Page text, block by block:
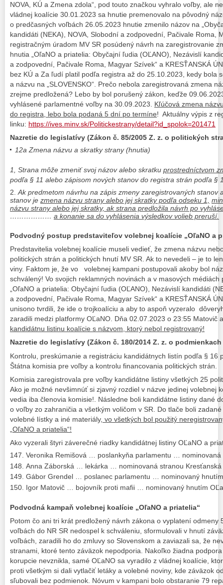
NOVA, KÚ a Zmena zdola“, pod touto značkou vyhralo voľby, ale
vládnej koalície 30.01.2023 sa hnutie premenovalo na pôvodný
o predčasných voľbách 26.05.2023 hnutie zmenilo názov na
kandidáti (NEKA), NOVA, Slobodní a zodpovední, Pačivale Roma,
registračným úradom MV SR posúdený návrh na zaregistrovanie
hnutia „OľaNO a priatelia: Obyčajní ľudia (OĽANO), Nezávislí
a zodpovední, Pačivale Roma, Magyar Szívek“ a KRESŤANSKÁ
bez KÚ a Za ľudí platil podľa registra až do 25.10.2023, kedy bola
a názvu na „SLOVENSKO“. Prečo nebola zaregistrovaná zmena
zrejme predložená? Lebo by bol porušený zákon, keďže
vyhlásené parlamentné voľby na 30.09.2023. Kľúčová zmena
do registra, lebo bola podaná 5 dní po termíne! Aktuálny výpis z
linku: https://ives.minv.sk/Politickestrany/detail?id_spolok=201471
Nazretie do legislatívy (Zákon č. 85/2005 Z. z. o politických
12a Zmena názvu a skratky strany (hnutia)
1, Strana môže zmeniť svoj názov alebo skratku prostredníctvom
podľa § 11 alebo zápisom nových stanov do registra strán podľa §
Ak predmetom návrhu na zápis zmeny zaregistrovaných stanov
stanov je zmena názvu strany alebo jej skratky podľa odseku 1,
názvu strany alebo jej skratky, ak strana predložila návrh po
……………… a konanie sa do vyhlásenia výsledkov volieb preruší.
Podvodný postup predstaviteľov volebnej koalície „OľaNO a
Predstavitelia volebnej koalície museli vedieť, že zmena názvu
politických strán a politických hnutí MV SR. Ak to nevedeli – je to
viny. Faktom je, že vo volebnej kampani postupovali akoby bol
schválený! Vo svojich reklamných novinách a v masových
„OľaNO a priatelia: Obyčajní ľudia (OĽANO), Nezávislí kandidáti
a zodpovední, Pačivale Roma, Magyar Szívek“ a KRESŤANSKÁ
unisono tvrdili, že ide o trojkoalíciu a aby to aspoň vyzeralo
zaradili medzi platformy OĽaNO. Dňa 02.07.2023 o 23:55 Matovič
kandidátnu listinu koalície s názvom, ktorý nebol registrovaný!
Nazretie do legislatívy (Zákon č. 180/2014 Z. z. o
Kontrolu, preskúmanie a registráciu kandidátnych listín podľa § 16
Štátna komisia pre voľby a kontrolu financovania politických strán.
Komisia zaregistrovala pre voľby kandidátne listiny všetkých 25
Ako je možné nevšimnúť si zjavný rozdiel v názve jedinej volebnej
vedia iba členovia komisie!. Následne boli kandidátne listiny dané
o voľby zo zahraničia a všetkým voličom v SR. Do tlače boli
volebné lístky a iné materiály, vo všetkých bol použitý
„OľaNO a priatelia“!
Ako vyzerali štyri záverečné riadky kandidátnej listiny OĽaNO a
Veronika Remišová … poslankyňa parlamentu …
Anna Záborská … lekárka … nominovaná stranou Kresťanská
Gábor Grendel … poslanec parlamentu … nominovaný
Igor Matovič … bojovník proti mafii … nominovaný hnutím
Podvodná kampaň volebnej koalície „OľaNO a priatelia“
Potom čo ani tri krát predložený návrh zákona o vyplatení odmeny
voľbách do NR SR nedospel k schváleniu, sformulovali v hnutí
voľbách, zaradili ho do zmluvy so Slovenskom a zaviazali sa, že
stranami, ktoré tento záväzok nepodporia. Nakoľko žiadna
korupcie nevznikla, samé OĽaNO sa vyradilo z vládnej koalície,
proti všetkým si dali vytlačiť letáky a volebné noviny, kde záväzok
sľubovali bez podmienok. Nóvum v kampani bolo obstaranie 79